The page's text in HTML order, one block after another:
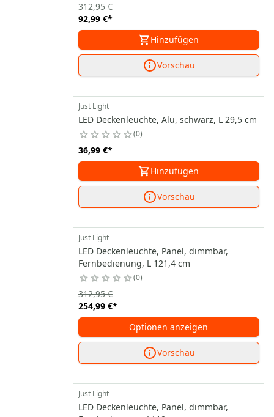
92,99 €*
312,95 €
Hinzufügen
Vorschau
Just Light
LED Deckenleuchte, Alu, schwarz, L 29,5 cm
0
36,99 €*
Hinzufügen
Vorschau
Just Light
LED Deckenleuchte, Panel, dimmbar,
Fernbedienung, L 121,4 cm
0
254,99 €*
312,95 €
Optionen anzeigen
Vorschau
Just Light
LED Deckenleuchte, Panel, dimmbar,